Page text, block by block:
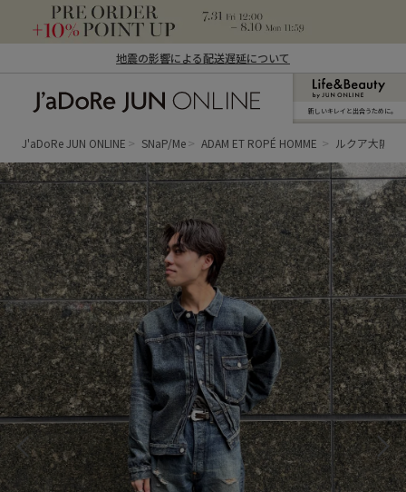
地震の影響による配送遅延について
ン オンライン）
新しいキレイと出合うために。
J'aDoRe JUN ONLINE SNaP/Me ADAM ET ROPÉ HOMME ルクア大阪